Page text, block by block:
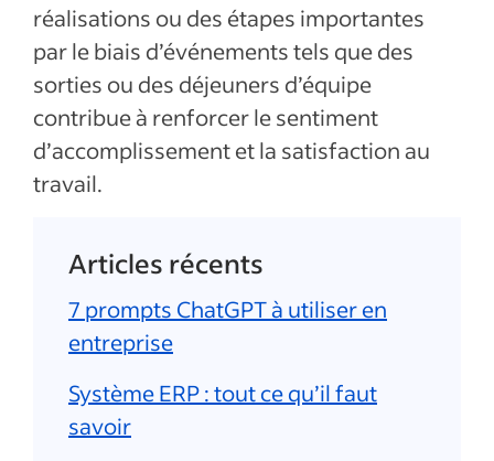
réalisations ou des étapes importantes
par le biais d’événements tels que des
sorties ou des déjeuners d’équipe
contribue à renforcer le sentiment
d’accomplissement et la satisfaction au
travail.
Articles récents
7 prompts ChatGPT à utiliser en
entreprise
Système ERP : tout ce qu’il faut
savoir